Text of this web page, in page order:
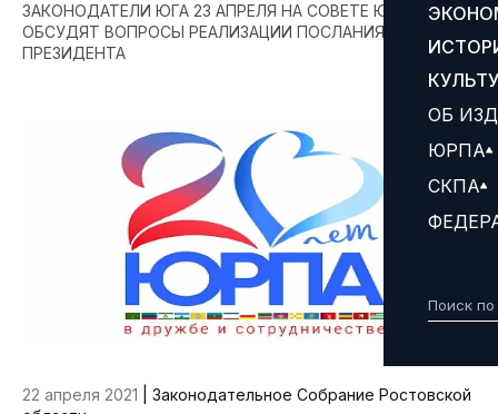
ОБ
ЮРПА
СКПА
ЗАКОНОДАТЕЛИ ЮГА 23 АПРЕЛЯ НА СОВЕТЕ ЮРПА
ОБСУДЯТ ВОПРОСЫ РЕАЛИЗАЦИИ ПОСЛАНИЯ
ПРЕЗИДЕНТА
22 апреля 2021
Законодательное Собрание Ростовской